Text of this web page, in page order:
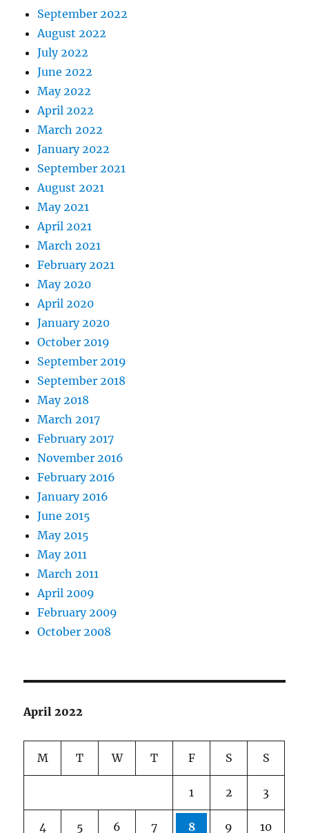
September 2022
August 2022
July 2022
June 2022
May 2022
April 2022
March 2022
January 2022
September 2021
August 2021
May 2021
April 2021
March 2021
February 2021
May 2020
April 2020
January 2020
October 2019
September 2019
September 2018
May 2018
March 2017
February 2017
November 2016
February 2016
January 2016
June 2015
May 2015
May 2011
March 2011
April 2009
February 2009
October 2008
April 2022
M T W T F S S
1 2 3
4 5 6 7 8 9 10